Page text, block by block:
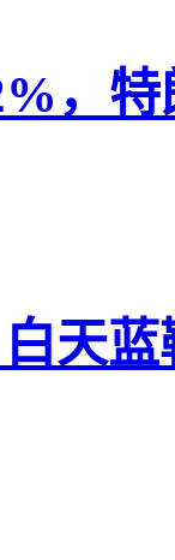
，
天